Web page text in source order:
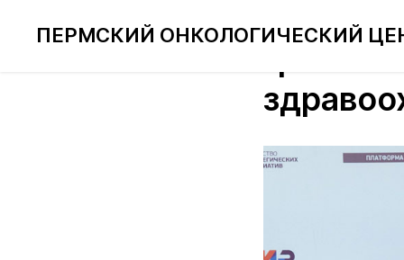
ПЕРМСКИЙ ОНКОЛОГИЧЕСКИЙ
ГК